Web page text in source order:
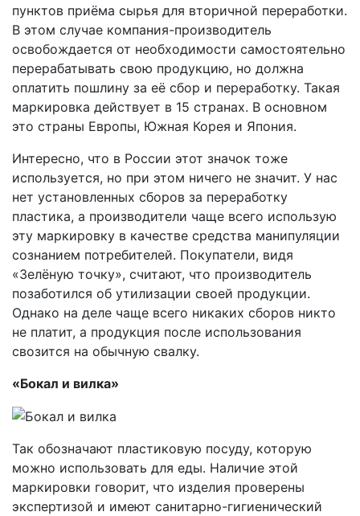
пунктов приёма сырья для вторичной переработки.
В этом случае компания-производитель
освобождается от необходимости самостоятельно
перерабатывать свою продукцию, но должна
оплатить пошлину за её сбор и переработку. Такая
маркировка действует в 15 странах. В основном
это страны Европы, Южная Корея и Япония.
Интересно, что в России этот значок тоже
используется, но при этом ничего не значит. У нас
нет установленных сборов за переработку
пластика, а производители чаще всего использую
эту маркировку в качестве средства манипуляции
сознанием потребителей. Покупатели, видя
«Зелёную точку», считают, что производитель
позаботился об утилизации своей продукции.
Однако на деле чаще всего никаких сборов никто
не платит, а продукция после использования
свозится на обычную свалку.
«Бокал и вилка»
Так обозначают пластиковую посуду, которую
можно использовать для еды. Наличие этой
маркировки говорит, что изделия проверены
экспертизой и имеют санитарно-гигиенический